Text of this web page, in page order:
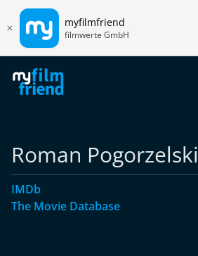
myfilmfriend
filmwerte GmbH
Roman Pogorzelski
IMDb
The Movie Database